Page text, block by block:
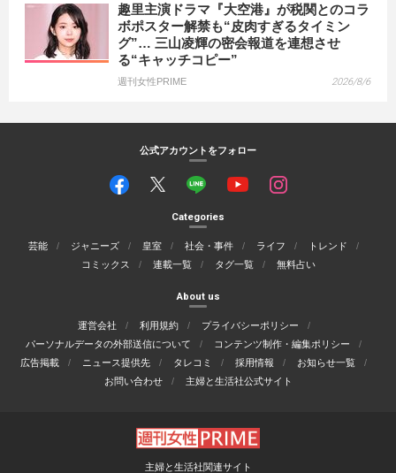
趣里主演ドラマ『大空港』が税関とのコラ
ボポスター解禁も“皮肉すぎるタイミン
グ”… 三山凌輝の密会報道を連想させ
る“キャッチコピー”
週刊女性PRIME 2026/8/6
公式アカウントをフォロー
Categories
芸能 ジャニーズ 皇室 社会・事件 ライフ
トレンド
コミックス
連載一覧 タグ一覧 無料占い
About us
運営会社 利用規約
プライバシーポリシー
パーソナルデータの外部送信について
コンテンツ制作・編集ポリシー
広告掲載
ニュース提供先 タレコミ 採用情報
お知らせ一覧
お問い合わせ
主婦と生活社公式サイト
主婦と生活社関連サイト